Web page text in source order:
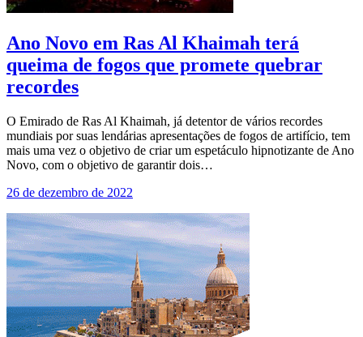
Ano Novo em Ras Al Khaimah terá
queima de fogos que promete quebrar
recordes
O Emirado de Ras Al Khaimah, já detentor de vários recordes
mundiais por suas lendárias apresentações de fogos de artifício, tem
mais uma vez o objetivo de criar um espetáculo hipnotizante de Ano
Novo, com o objetivo de garantir dois…
26 de dezembro de 2022